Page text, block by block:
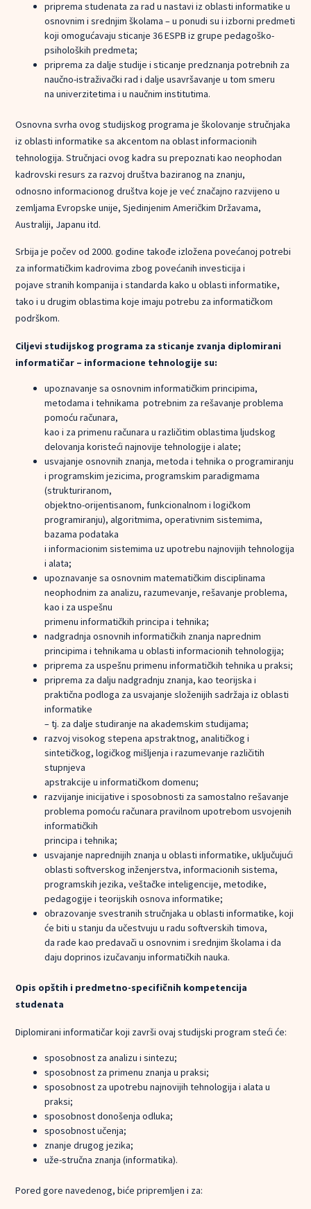
priprema studenata za rad u nastavi iz oblasti informatike u
osnovnim i srednjim školama – u ponudi su i izborni predmeti
koji omogućavaju sticanje 36 ESPB iz grupe pedagoško-
psiholoških predmeta;
priprema za dalje studije i sticanje predznanja potrebnih za
naučno-istraživački rad i dalje usavršavanje u tom smeru
na univerzitetima i u naučnim institutima.
Osnovna svrha ovog studijskog programa je školovanje stručnjaka
iz oblasti informatike sa akcentom na oblast informacionih
tehnologija. Stručnjaci ovog kadra su prepoznati kao neophodan
kadrovski resurs za razvoj društva baziranog na znanju,
odnosno informacionog društva koje je već značajno razvijeno u
zemljama Evropske unije, Sjedinjenim Američkim Državama,
Australiji, Japanu itd.
Srbija je počev od 2000. godine takođe izložena povećanoj potrebi
za informatičkim kadrovima zbog povećanih investicija i
pojave stranih kompanija i standarda kako u oblasti informatike,
tako i u drugim oblastima koje imaju potrebu za informatičkom
podrškom.
Ciljevi studijskog programa za sticanje zvanja diplomirani
informatičar – informacione tehnologije su:
upoznavanje sa osnovnim informatičkim principima,
metodama i tehnikama potrebnim za rešavanje problema
pomoću računara,
kao i za primenu računara u različitim oblastima ljudskog
delovanja koristeći najnovije tehnologije i alate;
usvajanje osnovnih znanja, metoda i tehnika o programiranju
i programskim jezicima, programskim paradigmama
(strukturiranom,
objektno-orijentisanom, funkcionalnom i logičkom
programiranju), algoritmima, operativnim sistemima,
bazama podataka
i informacionim sistemima uz upotrebu najnovijih tehnologija
i alata;
upoznavanje sa osnovnim matematičkim disciplinama
neophodnim za analizu, razumevanje, rešavanje problema,
kao i za uspešnu
primenu informatičkih principa i tehnika;
nadgradnja osnovnih informatičkih znanja naprednim
principima i tehnikama u oblasti informacionih tehnologija;
priprema za uspešnu primenu informatičkih tehnika u praksi;
priprema za dalju nadgradnju znanja, kao teorijska i
praktična podloga za usvajanje složenijih sadržaja iz oblasti
informatike
– tj. za dalje studiranje na akademskim studijama;
razvoj visokog stepena apstraktnog, analitičkog i
sintetičkog, logičkog mišljenja i razumevanje različitih
stupnjeva
apstrakcije u informatičkom domenu;
razvijanje inicijative i sposobnosti za samostalno rešavanje
problema pomoću računara pravilnom upotrebom usvojenih
informatičkih
principa i tehnika;
usvajanje naprednijih znanja u oblasti informatike, uključujući
oblasti softverskog inženjerstva, informacionih sistema,
programskih jezika, veštačke inteligencije, metodike,
pedagogije i teorijskih osnova informatike;
obrazovanje svestranih stručnjaka u oblasti informatike, koji
će biti u stanju da učestvuju u radu softverskih timova,
da rade kao predavači u osnovnim i srednjim školama i da
daju doprinos izučavanju informatičkih nauka.
Opis opštih i predmetno-specifičnih kompetencija
studenata
Diplomirani informatičar koji završi ovaj studijski program steći će:
sposobnost za analizu i sintezu;
sposobnost za primenu znanja u praksi;
sposobnost za upotrebu najnovijih tehnologija i alata u
praksi;
sposobnost donošenja odluka;
sposobnost učenja;
znanje drugog jezika;
uže-stručna znanja (informatika).
Pored gore navedenog, biće pripremljen i za: